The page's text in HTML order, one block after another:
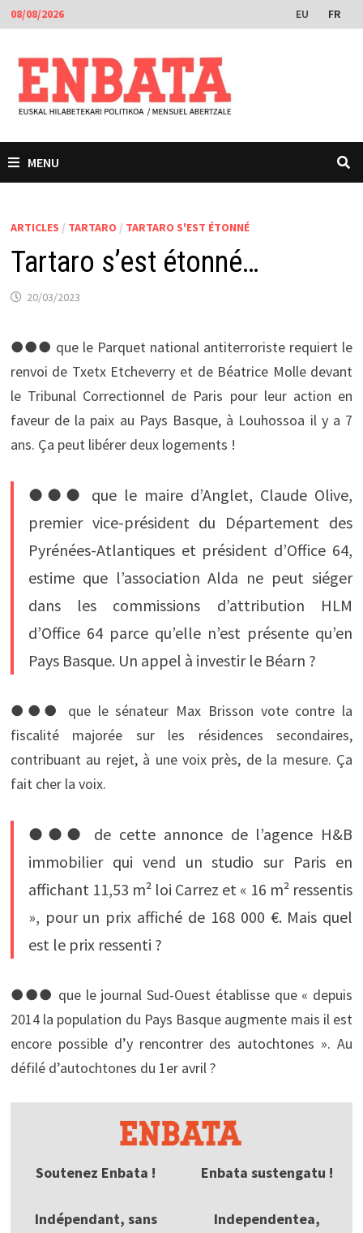
Passer
au
contenu
08/08/2026 EU FR
MENU
ARTICLES / TARTARO / TARTARO S'EST ÉTONNÉ
Tartaro s’est étonné…
20/03/2023
●●● que le Parquet national antiterroriste requiert le
renvoi de Txetx Etcheverry et de Béatrice Molle devant
le Tribunal Correctionnel de Paris pour leur action en
faveur de la paix au Pays Basque, à Louhossoa il y a 7
ans. Ça peut libérer deux logements !
●●● que le maire d’Anglet, Claude Olive,
premier vice-président du Département des
Pyrénées-Atlantiques et président d’Office 64,
estime que l’association Alda ne peut siéger
dans les commissions d’attribution HLM
d’Office 64 parce qu’elle n’est présente qu’en
Pays Basque. Un appel à investir le Béarn ?
●●● que le sénateur Max Brisson vote contre la
fiscalité majorée sur les résidences secondaires,
contribuant au rejet, à une voix près, de la mesure. Ça
fait cher la voix.
●●● de cette annonce de l’agence H&B
immobilier qui vend un studio sur Paris en
affichant 11,53 m² loi Carrez et « 16 m² ressentis
», pour un prix affiché de 168 000 €. Mais quel
est le prix ressenti ?
●●● que le journal Sud-Ouest établisse que « depuis
2014 la population du Pays Basque augmente mais il est
encore possible d’y rencontrer des autochtones ». Au
défilé d’autochtones du 1er avril ?
Soutenez Enbata !
Indépendant, sans
Enbata sustengatu !
Independentea,